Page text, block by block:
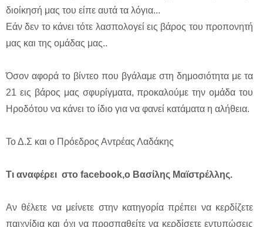
διοίκησή μας του είπε αυτά τα λόγια...
Εάν δεν το κάνει τότε λασπολογεί εις βάρος του προπονητή
μας και της ομάδας μας..
Όσον αφορά το βίντεο που βγάλαμε στη δημοσιότητα με τα
21 εις βάρος μας σφυρίγματα, προκαλούμε την ομάδα του
Ηροδότου να κάνει το ίδιο για να φανεί κατάματα η αλήθεια.
Το Δ.Σ και ο Πρόεδρος Αντρέας Λαδάκης
Τι αναφέρει στο facebook,ο Βασίλης Μαϊστρέλλης.
Αν θέλετε να μείνετε στην κατηγορία πρέπει να κερδίζετε
παιχνίδια και όχι να προσπαθείτε να κερδίσετε εντυπώσεις